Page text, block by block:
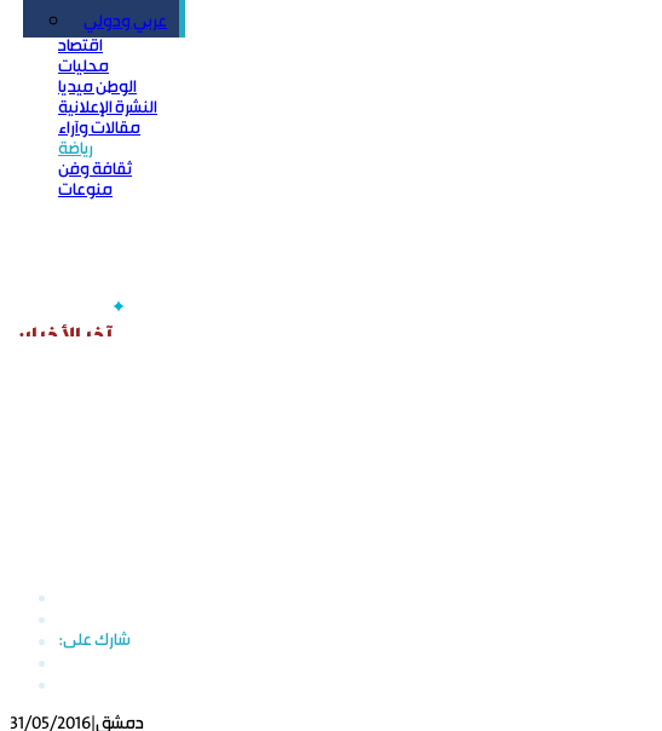
عربي ودولي
اقتصاد
محليات
الوطن ميديا
النشرة الإعلانية
مقالات وآراء
رياضة
ثقافة وفن
منوعات
31/05/2016 دمشق